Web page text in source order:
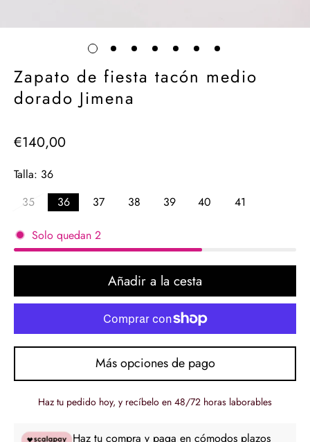
Zapato de fiesta tacón medio
dorado Jimena
Precio
€140,00
Talla: 36
35
36 37 38 39 40 41
Solo quedan 2
Añadir a la cesta
Más opciones de pago
Haz tu pedido hoy, y recíbelo en 48/72 horas laborables
Haz tu compra y paga en cómodos plazos